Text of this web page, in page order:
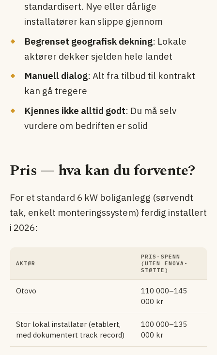
standardisert. Nye eller dårlige
installatører kan slippe gjennom
Begrenset geografisk dekning: Lokale
aktører dekker sjelden hele landet
Manuell dialog: Alt fra tilbud til kontrakt
kan gå tregere
Kjennes ikke alltid godt: Du må selv
vurdere om bedriften er solid
Pris — hva kan du forvente?
For et standard 6 kW boliganlegg (sørvendt
tak, enkelt monteringssystem) ferdig installert
i 2026:
AKTØR
PRIS-SPENN
(UTEN ENOVA-
STØTTE)
Otovo
110 000–145
000 kr
Stor lokal installatør (etablert,
med dokumentert track record)
100 000–135
000 kr